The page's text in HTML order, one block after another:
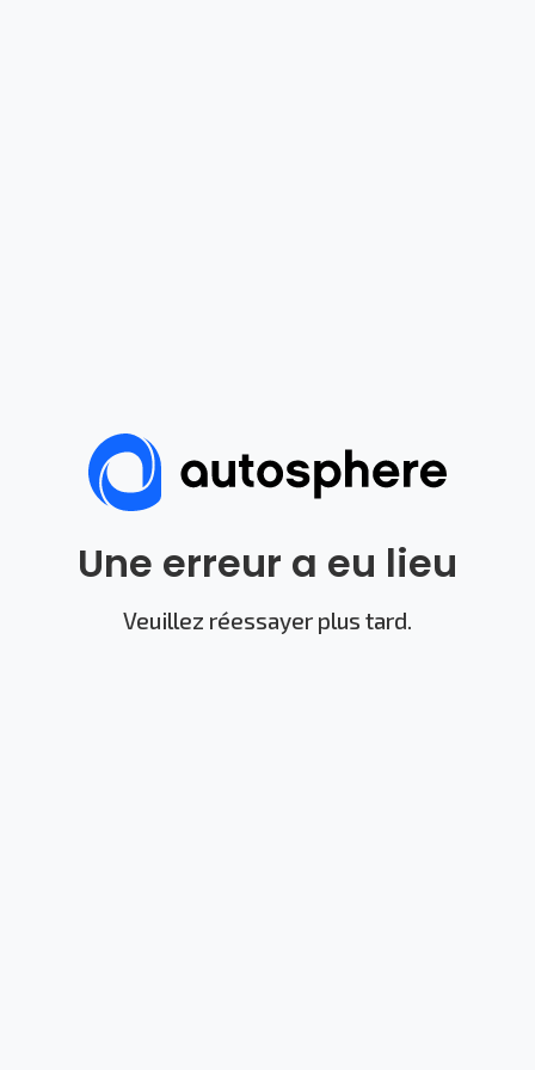
Une erreur a eu lieu
Veuillez réessayer plus tard.